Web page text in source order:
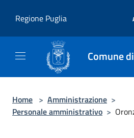
Regione Puglia
Comune
Home > Amministrazione >
Personale amministrativo >